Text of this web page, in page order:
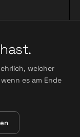
welcher
es am Ende